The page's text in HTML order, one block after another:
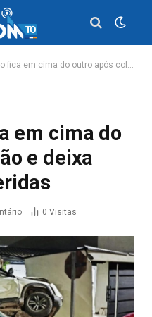
cima do outro após colisão e deixa duas pessoas feridas
em cima do
e deixa
0 Visitas